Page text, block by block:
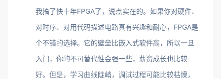
我搞了快十年FPGA了，说点实在的。如果你对硬件、
对时序、对用代码描述电路真有兴趣和耐心，FPGA是
个不错的选择。它的壁垒比嵌入式软件高，所以一旦
入门，你的不可替代性会强一些，薪资成长也比较
好。但是，学习曲线陡峭，调试过程可能比较枯燥，